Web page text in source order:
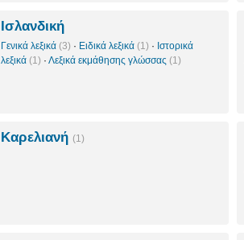
Ισλανδική
Γενικά λεξικά (3) · Ειδικά λεξικά (1) · Ιστορικά
λεξικά (1) · Λεξικά εκμάθησης γλώσσας (1)
Καρελιανή (1)